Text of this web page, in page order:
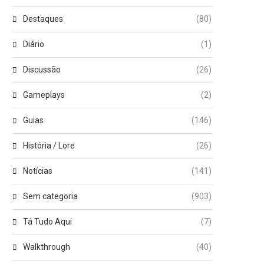
Destaques (80)
Diário (1)
Discussão (26)
Gameplays (2)
Guias (146)
História / Lore (26)
Notícias (141)
Sem categoria (903)
Tá Tudo Aqui (7)
Walkthrough (40)